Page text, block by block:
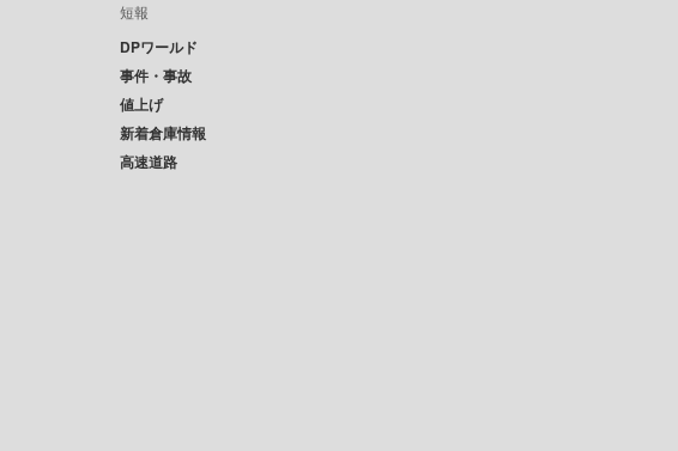
短報
DPワールド
事件・事故
値上げ
新着倉庫情報
高速道路